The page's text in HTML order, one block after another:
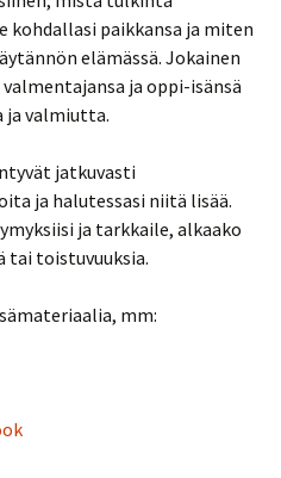
kohdallasi paikkansa ja miten
elämässä. Jokainen
ja oppi-isänsä
ja valmiutta.
jatkuvasti
ja halutessasi niitä lisää.
ja tarkkaile, alkaako
tai toistuvuuksia.
mm: